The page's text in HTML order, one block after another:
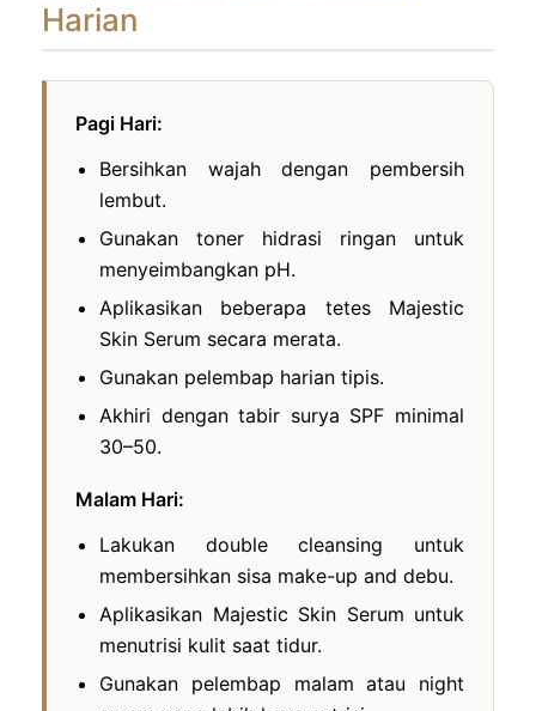
Harian
Pagi Hari:
Bersihkan wajah dengan pembersih
lembut.
Gunakan toner hidrasi ringan untuk
menyeimbangkan pH.
Aplikasikan beberapa tetes Majestic
Skin Serum secara merata.
Gunakan pelembap harian tipis.
Akhiri dengan tabir surya SPF minimal
30–50.
Malam Hari:
Lakukan double cleansing untuk
membersihkan sisa make-up and debu.
Aplikasikan Majestic Skin Serum untuk
menutrisi kulit saat tidur.
Gunakan pelembap malam atau night